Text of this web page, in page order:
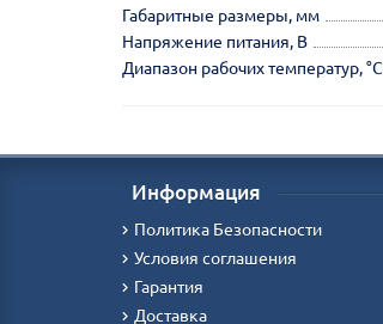
Габаритные размеры, мм
Напряжение питания, В
Диапазон рабочих температур, °С
Информация
Политика Безопасности
Условия соглашения
Гарантия
Доставка